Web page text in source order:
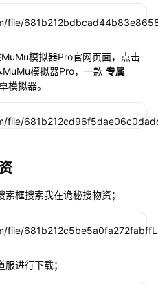
模拟器Pro官网页面，点击
MuMu模拟器Pro，一款 专属
模拟器。
框搜索我在诡秘搜物资；
进行下载；